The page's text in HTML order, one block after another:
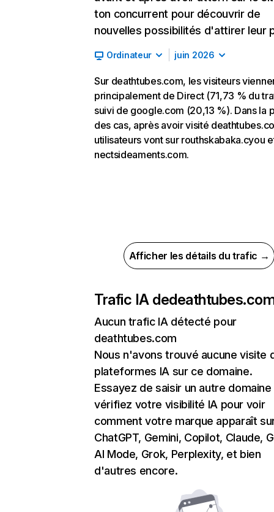
ton concurrent pour découvrir de
nouvelles possibilités d'attirer leur
Ordinateur juin 2026
Sur deathtubes.com, les visiteurs
principalement de Direct (71,73 % du
suivi de google.com (20,13 %). Dans la
des cas, après avoir visité
utilisateurs vont sur routhskabaka.cyou
nectsideaments.com.
Afficher les détails du trafic →
Trafic IA de
Aucun trafic IA détecté pour
deathtubes.com
Nous n'avons trouvé aucune visite
plateformes IA sur ce domaine.
Essayez de saisir un autre domaine
vérifiez votre visibilité IA pour voir
comment votre marque apparaît
ChatGPT, Gemini, Copilot, Claude,
AI Mode, Grok, Perplexity, et bien
d'autres encore.